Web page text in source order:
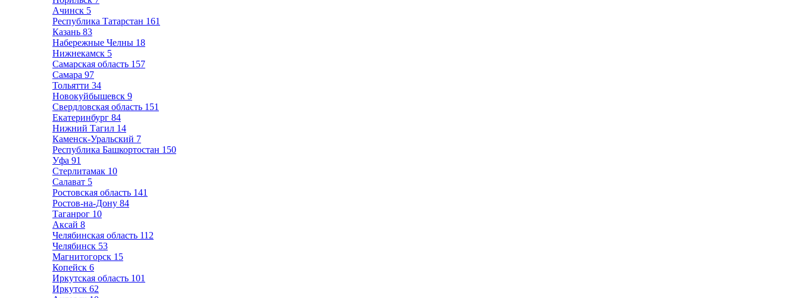
Ачинск 5
Республика Татарстан 161
Казань 83
Набережные Челны 18
Нижнекамск 5
Самарская область 157
Самара 97
Тольятти 34
Новокуйбышевск 9
Свердловская область 151
Екатеринбург 84
Нижний Тагил 14
Каменск-Уральский 7
Республика Башкортостан 150
Уфа 91
Стерлитамак 10
Салават 5
Ростовская область 141
Ростов-на-Дону 84
Таганрог 10
Аксай 8
Челябинская область 112
Челябинск 53
Магнитогорск 15
Копейск 6
Иркутская область 101
Иркутск 62